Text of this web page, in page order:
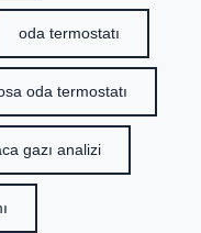
oda termostatı
oda termostatı
gazı analizi